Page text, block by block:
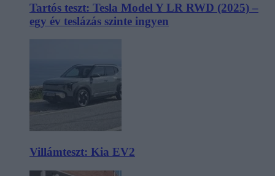
Tartós teszt: Tesla Model Y LR RWD (2025) –
egy év teslázás szinte ingyen
Villámteszt: Kia EV2